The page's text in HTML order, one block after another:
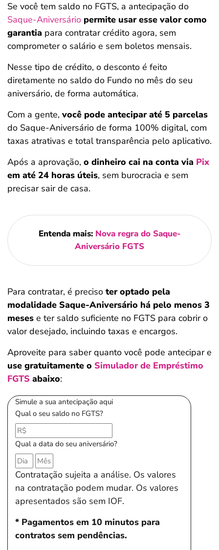
Se você tem saldo no FGTS, a antecipação do
Saque-Aniversário permite usar esse valor como
garantia para contratar crédito agora, sem
comprometer o salário e sem boletos mensais.
Nesse tipo de crédito, o desconto é feito
diretamente no saldo do Fundo no mês do seu
aniversário, de forma automática.
Com a gente, você pode antecipar até 5 parcelas
do Saque-Aniversário de forma 100% digital, com
taxas atrativas e total transparência pelo aplicativo.
Após a aprovação, o dinheiro cai na conta via Pix
em até 24 horas úteis, sem burocracia e sem
precisar sair de casa.
Entenda mais: Nova regra do Saque-
Aniversário FGTS
Para contratar, é preciso ter optado pela
modalidade Saque-Aniversário há pelo menos 3
meses e ter saldo suficiente no FGTS para cobrir o
valor desejado, incluindo taxas e encargos.
Aproveite para saber quanto você pode antecipar e
use gratuitamente o Simulador de Empréstimo
FGTS abaixo:
Simule a sua antecipação aqui
Qual o seu saldo no FGTS?
Qual a data do seu aniversário?
Contratação sujeita a análise. Os valores
na contratação podem mudar. Os valores
apresentados são sem IOF.
* Pagamentos em 10 minutos para
contratos sem pendências.